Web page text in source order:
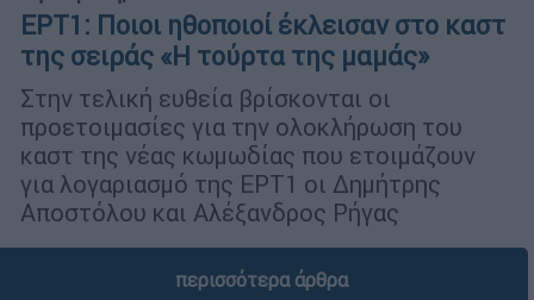
ΕΡΤ1: Ποιοι ηθοποιοί έκλεισαν στο καστ
της σειράς «Η τούρτα της μαμάς»
Στην τελική ευθεία βρίσκονται οι
προετοιμασίες για την ολοκλήρωση του
καστ της νέας κωμωδίας που ετοιμάζουν
για λογαριασμό της ΕΡΤ1 οι Δημήτρης
Αποστόλου και Αλέξανδρος Ρήγας
περισσότερα άρθρα